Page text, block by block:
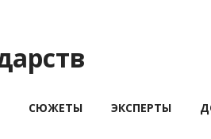
СЮЖЕТЫ ЭКСПЕРТЫ